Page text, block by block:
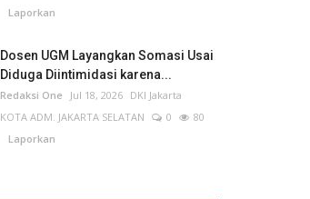
Laporkan
Dosen UGM Layangkan Somasi Usai
Diduga Diintimidasi karena...
Redaksi One Jul 18, 2026 DKI Jakarta
KOTA ADM. JAKARTA SELATAN
0
80
Laporkan